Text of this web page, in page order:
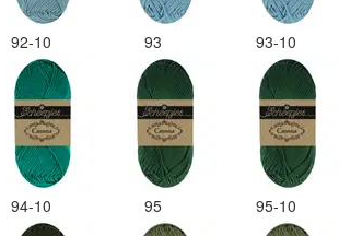
92-10 93 93-10
94-10 95 95-10